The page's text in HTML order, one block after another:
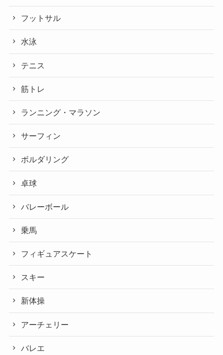
フットサル
水泳
テニス
筋トレ
ランニング・マラソン
サーフィン
ボルダリング
卓球
バレーボール
乗馬
フィギュアスケート
スキー
新体操
アーチェリー
バレエ